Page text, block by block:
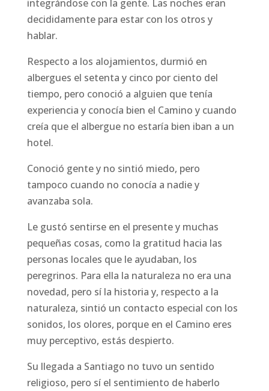
integrándose con la gente. Las noches eran
decididamente para estar con los otros y
hablar.
Respecto a los alojamientos, durmió en
albergues el setenta y cinco por ciento del
tiempo, pero conoció a alguien que tenía
experiencia y conocía bien el Camino y cuando
creía que el albergue no estaría bien iban a un
hotel.
Conoció gente y no sintió miedo, pero
tampoco cuando no conocía a nadie y
avanzaba sola.
Le gustó sentirse en el presente y muchas
pequeñas cosas, como la gratitud hacia las
personas locales que le ayudaban, los
peregrinos. Para ella la naturaleza no era una
novedad, pero sí la historia y, respecto a la
naturaleza, sintió un contacto especial con los
sonidos, los olores, porque en el Camino eres
muy perceptivo, estás despierto.
Su llegada a Santiago no tuvo un sentido
religioso, pero sí el sentimiento de haberlo